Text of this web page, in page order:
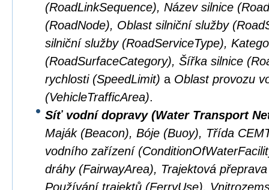
(RoadLinkSequence), Název silnice
(RoadNode), Oblast silniční služby
silniční služby (RoadServiceType),
(RoadSurfaceCategory), Šířka silnice
rychlosti (SpeedLimit) a Oblast provozu
(VehicleTrafficArea).
Síť vodní dopravy (Water Transport
Maják (Beacon), Bóje (Buoy), Třída
vodního zařízení
dráhy (FairwayArea), Trajektová
Používání trajektů (FerryUse),